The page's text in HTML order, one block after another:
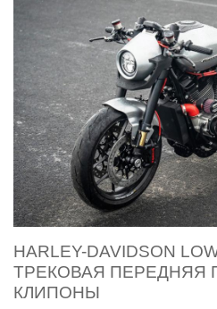
HARLEY-DAVIDSON
ТРЕКОВАЯ ПЕРЕДНЯЯ
КЛИПОНЫ